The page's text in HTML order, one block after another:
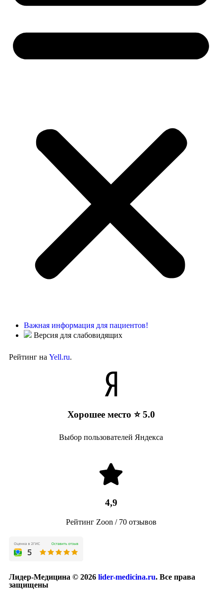
Важная информация для пациентов!
Версия для слабовидящих
Рейтинг на Yell.ru.
Хорошее место ⭐ 5.0
Выбор пользователей Яндекса
4,9
Рейтинг Zoon / 70 отзывов
Лидер-Медицина © 2026 lider-medicina.ru. Все права
защищены